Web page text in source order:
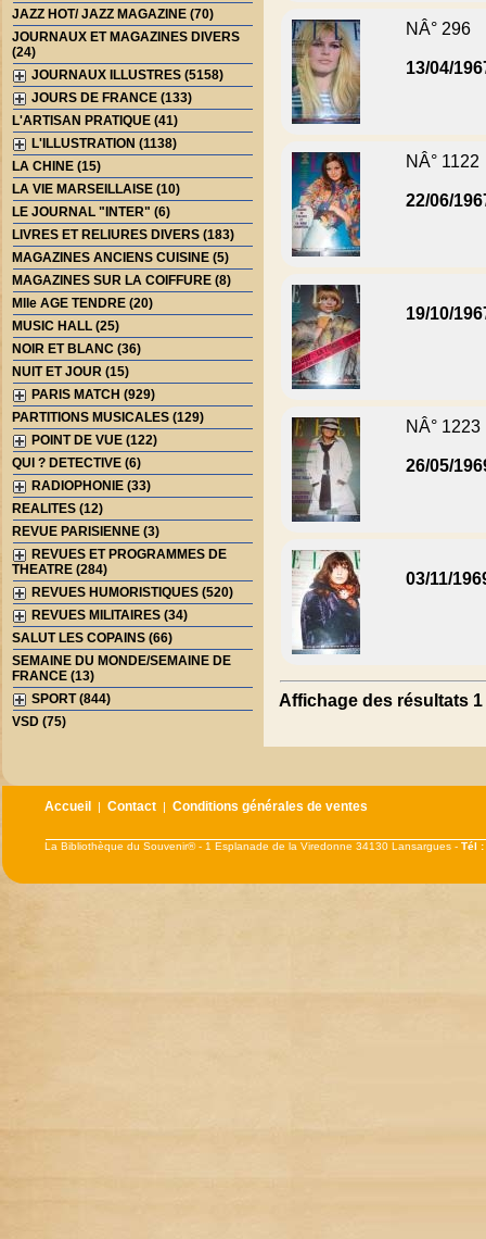
JAZZ HOT/ JAZZ MAGAZINE (70)
JOURNAUX ET MAGAZINES DIVERS
(24)
JOURNAUX ILLUSTRES (5158)
JOURS DE FRANCE (133)
L'ARTISAN PRATIQUE (41)
L'ILLUSTRATION (1138)
LA CHINE (15)
LA VIE MARSEILLAISE (10)
LE JOURNAL "INTER" (6)
LIVRES ET RELIURES DIVERS (183)
MAGAZINES ANCIENS CUISINE (5)
MAGAZINES SUR LA COIFFURE (8)
Mlle AGE TENDRE (20)
MUSIC HALL (25)
NOIR ET BLANC (36)
NUIT ET JOUR (15)
PARIS MATCH (929)
PARTITIONS MUSICALES (129)
POINT DE VUE (122)
QUI ? DETECTIVE (6)
RADIOPHONIE (33)
REALITES (12)
REVUE PARISIENNE (3)
REVUES ET PROGRAMMES DE
THEATRE (284)
REVUES HUMORISTIQUES (520)
REVUES MILITAIRES (34)
SALUT LES COPAINS (66)
SEMAINE DU MONDE/SEMAINE DE
FRANCE (13)
SPORT (844)
VSD (75)
NÂ° 296
13/04/
NÂ° 1122
22/06/
19/10/
NÂ° 1223
26/05/
03/11/
Affichage des résultats
Accueil |Contact |Conditions générales de ventes
La Bibliothèque du Souvenir® - 1 Esplanade de la Viredonne 34130 Lansargues -Tél